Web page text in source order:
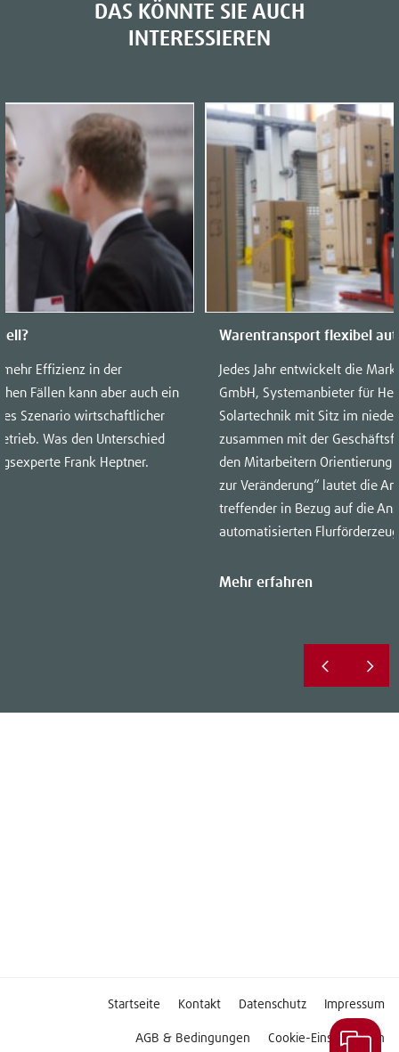
DAS KÖNNTE SIE AUCH
INTERESSIEREN
Effizienz in der
Fällen kann aber auch ein
Szenario wirtschaftlicher
Was den Unterschied
Frank Heptner.
Warentransport flexibel
Jedes Jahr entwickelt die
GmbH, Systemanbieter für
Solartechnik mit Sitz im
zusammen mit der
den Mitarbeitern Orientierung
zur Veränderung“ lautet die
treffender in Bezug auf die
automatisierten
Mehr erfahren
Startseite Kontakt Datenschutz Impressum
AGB & Bedingungen Cookie-Einstellungen